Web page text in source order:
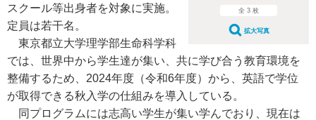
全 3 枚
拡大写真
スクール等出身者を対象に実施。
定員は若干名。
東京都立大学理学部生命科学科
では、世界中から学生達が集い、共に学び合う教育環境を
整備するため、2024年度（令和6年度）から、英語で学位
が取得できる秋入学の仕組みを導入している。
同プログラムには志高い学生が集い学んでおり、現在は